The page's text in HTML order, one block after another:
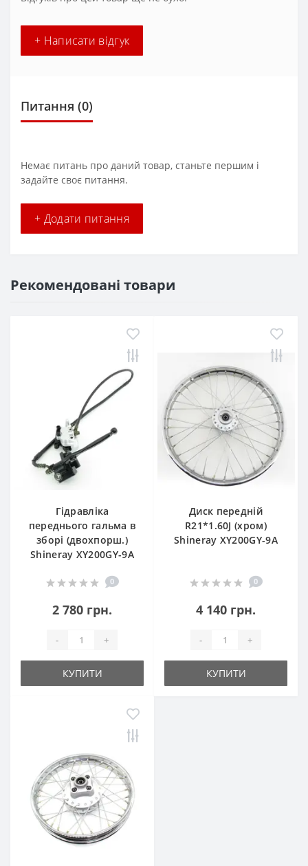
+ Написати відгук
Питання (0)
Немає питань про даний товар, станьте першим і
задайте своє питання.
+ Додати питання
Рекомендовані товари
Гідравліка
переднього гальма в
зборі (двохпорш.)
Shineray XY200GY-9A
0
2 780 грн.
- +
КУПИТИ
Диск передній
R21*1.60J (хром)
Shineray XY200GY-9A
0
4 140 грн.
- +
КУПИТИ